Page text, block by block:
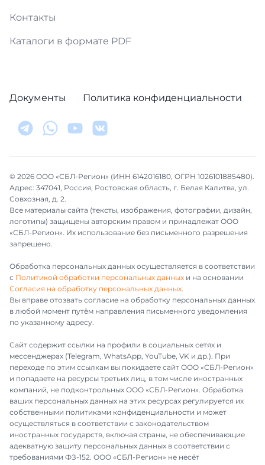
Контакты
Каталоги в формате PDF
Документы Политика конфиденциальности
© 2026 ООО «СБЛ-Регион» (ИНН 6142016180, ОГРН 1026101885480).
Адрес: 347041, Россия, Ростовская область, г. Белая Калитва, ул.
Совхозная, д. 2.
Все материалы сайта (тексты, изображения, фотографии, дизайн,
логотипы) защищены авторским правом и принадлежат ООО
«СБЛ-Регион». Их использование без письменного разрешения
запрещено.
Обработка персональных данных осуществляется в соответствии
с Политикой обработки персональных данных и на основании
Согласия на обработку персональных данных.
Вы вправе отозвать согласие на обработку персональных данных
в любой момент путём направления письменного уведомления
по указанному адресу.
Сайт содержит ссылки на профили в социальных сетях и
мессенджерах (Telegram, WhatsApp, YouTube, VK и др.). При
переходе по этим ссылкам вы покидаете сайт ООО «СБЛ-Регион»
и попадаете на ресурсы третьих лиц, в том числе иностранных
компаний, не подконтрольных ООО «СБЛ-Регион». Обработка
ваших персональных данных на этих ресурсах регулируется их
собственными политиками конфиденциальности и может
осуществляться в соответствии с законодательством
иностранных государств, включая страны, не обеспечивающие
адекватную защиту персональных данных в соответствии с
требованиями ФЗ-152. ООО «СБЛ-Регион» не несёт